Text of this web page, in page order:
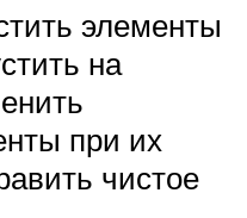
элементы
на
при их
чистое